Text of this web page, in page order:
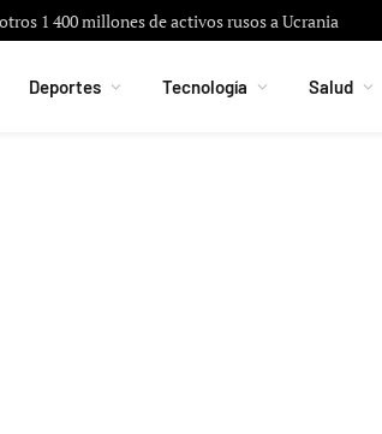
1 400 millones de activos rusos a Ucrania
Deportes Tecnología Salud